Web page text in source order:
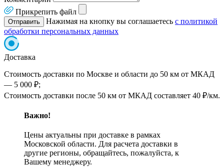
Прикрепить файл
Отправить Нажимая на кнопку вы соглашаетесь с политикой
обработки персональных данных
Доставка
Стоимость доставки по Москве и области до 50 км от МКАД
— 5 000 ₽;
Стоимость доставки после 50 км от МКАД составляет 40 ₽/км.
Важно!
Цены актуальны при доставке в рамках
Московской области. Для расчета доставки в
другие регионы, обращайтесь, пожалуйста, к
Вашему менеджеру.